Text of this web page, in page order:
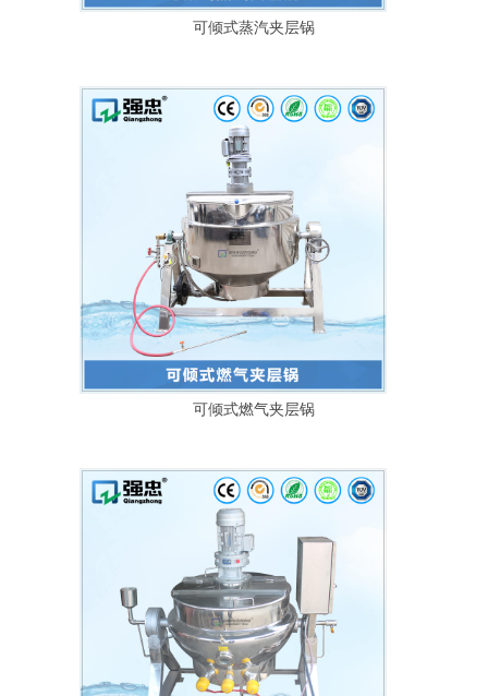
可倾式蒸汽夹层锅
可倾式燃气夹层锅